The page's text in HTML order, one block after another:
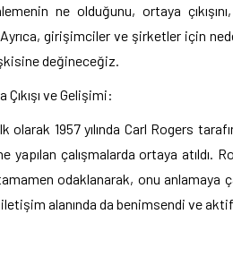
ne olduğunu, ortaya
Ayrıca, girişimciler ve şirketler için
değineceğiz.
ve Gelişimi:
olarak 1957 yılında Carl Rogers
yapılan çalışmalarda ortaya atıldı.
odaklanarak, onu anlamaya
iletişim alanında da benimsendi ve